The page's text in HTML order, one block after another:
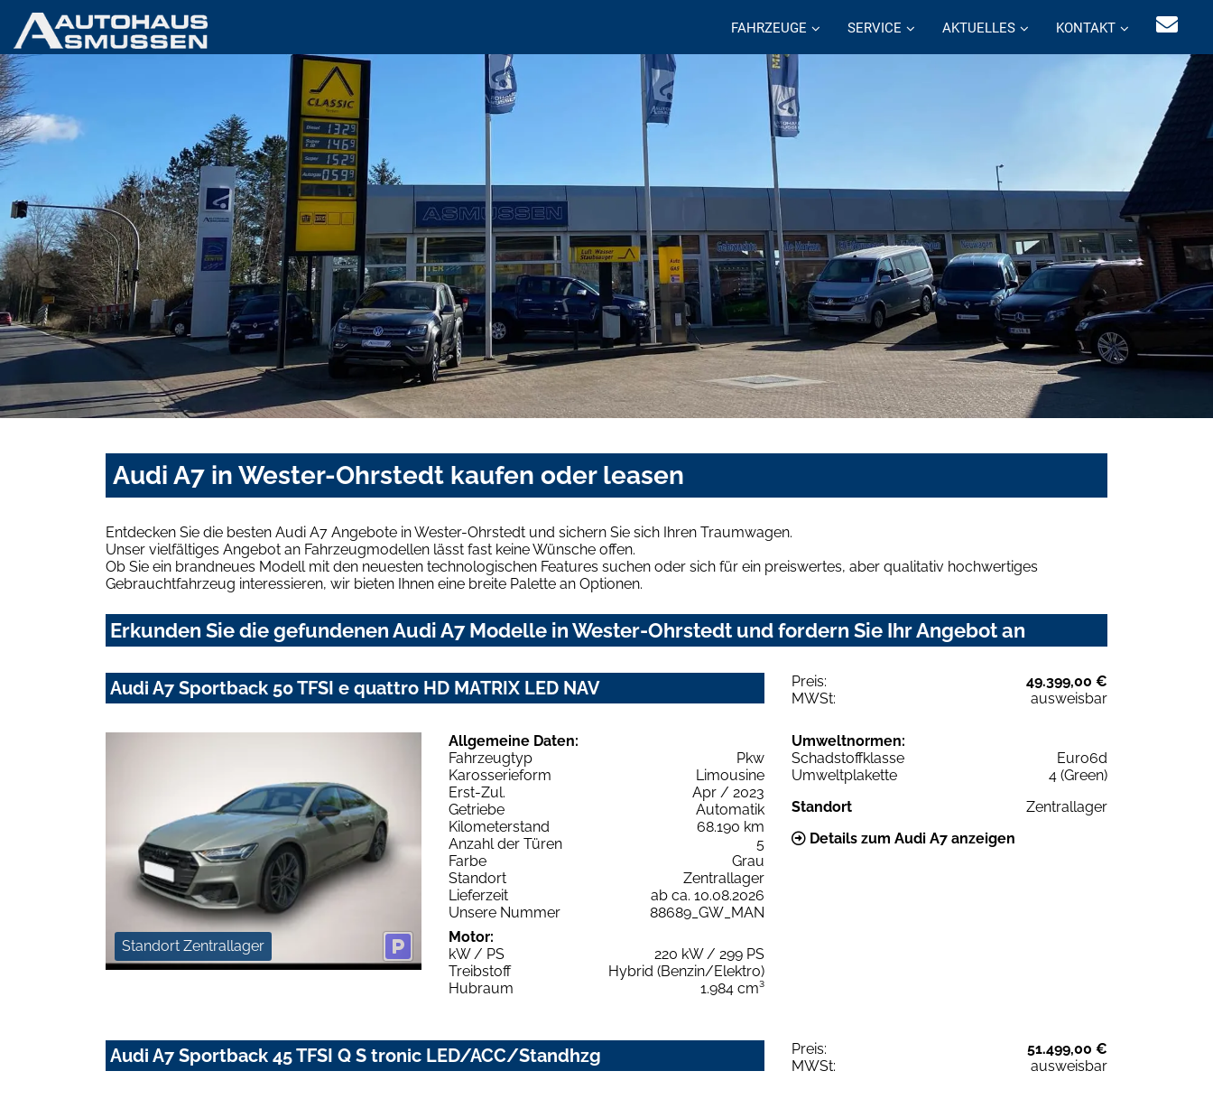
FAHRZEUGE SERVICE AKTUELLES KONTAKT
Audi A7 in Wester-Ohrstedt kaufen oder leasen
Entdecken Sie die besten Audi A7 Angebote in Wester-Ohrstedt und sichern Sie sich Ihren Traumwagen.
Unser vielfältiges Angebot an Fahrzeugmodellen lässt fast keine Wünsche offen.
Ob Sie ein brandneues Modell mit den neuesten technologischen Features suchen oder sich für ein preiswertes, aber qualitativ hochwertiges
Gebrauchtfahrzeug interessieren, wir bieten Ihnen eine breite Palette an Optionen.
Erkunden Sie die gefundenen Audi A7 Modelle in Wester-Ohrstedt und fordern Sie Ihr Angebot an
Audi A7 Sportback 50 TFSI e quattro HD MATRIX LED NAV Preis:
49.399,00 €
MWSt:
ausweisbar
Standort Zentrallager
Allgemeine Daten:
Fahrzeugtyp
Pkw
Karosserieform
Limousine
Erst-Zul.
Apr / 2023
Getriebe
Automatik
Kilometerstand
68.190 km
Anzahl der Türen
5
Farbe
Grau
Standort
Zentrallager
Lieferzeit
ab ca. 10.08.2026
Unsere Nummer
88689_GW_MAN
Motor:
kW / PS
220 kW / 299 PS
Treibstoff
Hybrid (Benzin/Elektro)
Hubraum
1.984 cm³
Umweltnormen:
Schadstoffklasse
Euro6d
Umweltplakette
4 (Green)
Standort
Zentrallager
Details zum Audi A7 anzeigen
Audi A7 Sportback 45 TFSI Q S tronic LED/ACC/Standhzg Preis:
51.499,00 €
MWSt:
ausweisbar